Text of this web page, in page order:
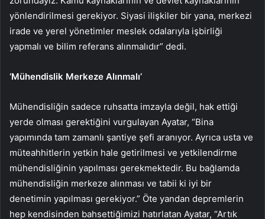
yönlendirilmesi gerekiyor. Siyasi ilişkiler bir yana, merkezi
irade ve yerel yönetimler meslek odalarıyla işbirliği
yapmalı ve bilim referans alınmalıdır” dedi.
‘Mühendislik Merkeze Alınmalı’
Mühendisliğin sadece ruhsatta imzayla değil, hak ettiği
yerde olması gerektiğini vurgulayan Ayatar, “Bina
yapımında tam zamanlı şantiye şefi aranıyor. Ayrıca usta ve
müteahhitlerin yetkin hale getirilmesi ve yetkilendirme
mühendisliğinin yapılması gerekmektedir. Bu bağlamda
mühendisliğin merkeze alınması ve tabii ki iyi bir
denetimin yapılması gerekiyor.” Öte yandan depremlerin
hep kendisinden bahsettiğimizi hatırlatan Ayatar, “Artık